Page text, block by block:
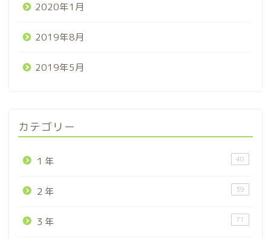
2020年1月
2019年8月
2019年5月
カテゴリー
１年 40
２年 39
３年 71